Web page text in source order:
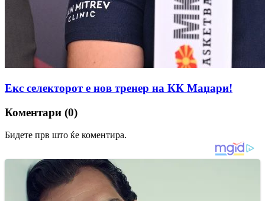
Екс селекторот е нов тренер на КК Маџари!
Коментари (0)
Бидете прв што ќе коментира.